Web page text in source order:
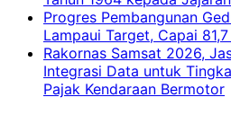
Progres Pembangunan
Lampaui Target, Capai
Rakornas Samsat 2026,
Integrasi Data untuk
Pajak Kendaraan Bermotor